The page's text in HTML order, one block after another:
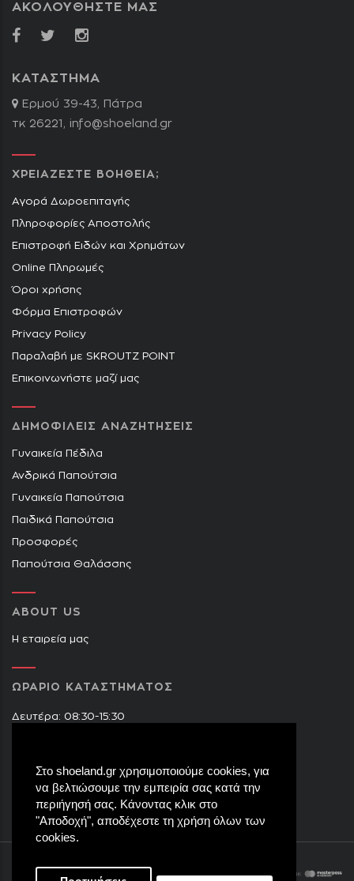
Στο shoeland.gr χρησιμοποιούμε cookies, για
να βελτιώσουμε την εμπειρία σας κατά την
περιήγησή σας. Κάνοντας κλικ στο
"Αποδοχή", αποδέχεστε τη χρήση όλων των
cookies.
ΑΚΟΛΟΥΘΗΣΤΕ ΜΑΣ
ΚΑΤΑΣΤΗΜΑ
Ερμού 39-43, Πάτρα
τκ 26221, info@shoeland.gr
ΧΡΕΙΑΖΕΣΤΕ ΒΟΗΘΕΙΑ;
Αγορά Δωροεπιταγής
Πληροφορίες Αποστολής
Επιστροφή Ειδών και Χρημάτων
Online Πληρωμές
Όροι χρήσης
Φόρμα Επιστροφών
Privacy Policy
Παραλαβή με SKROUTZ POINT
Επικοινωνήστε μαζί μας
ΔΗΜΟΦΙΛΕΙΣ ΑΝΑΖΗΤΗΣΕΙΣ
Γυναικεία Πέδιλα
Ανδρικά Παπούτσια
Γυναικεία Παπούτσια
Παιδικά Παπούτσια
Προσφορές
Παπούτσια Θαλάσσης
ABOUT US
Η εταιρεία μας
ΩΡΑΡΙΟ ΚΑΤΑΣΤΗΜΑΤΟΣ
Δευτέρα: 08:30-15:30
Πέμπτη: 09:00-14:30 & 17:30-21:00
Παρασκευή: 09:00-14:30 & 17:30-21:00
Σάββατο: 08:30-15:30